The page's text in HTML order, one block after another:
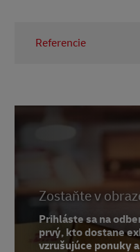
Referencie
3 - Funkčná
Psychológia dnes,
Name
Behind Multi-Million
Medium, júl 2018
8 -Jamie Chadwick,
Zostaňte v
Prihláste sa na
prvý, kto dostane
vzrušujúce ponuky